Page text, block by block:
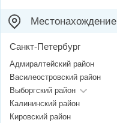
Местонахождение
Санкт-Петербург
Адмиралтейский район
Василеостровский район
Выборгский район
Калининский район
Кировский район